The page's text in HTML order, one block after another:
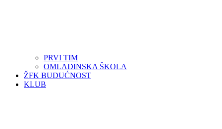
PRVI TIM
OMLADINSKA ŠKOLA
ŽFK BUDUĆNOST
KLUB